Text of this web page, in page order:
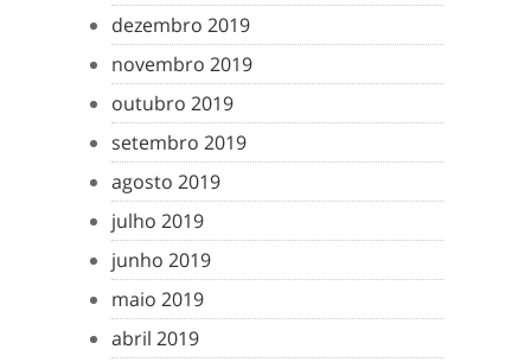
dezembro 2019
novembro 2019
outubro 2019
setembro 2019
agosto 2019
julho 2019
junho 2019
maio 2019
abril 2019